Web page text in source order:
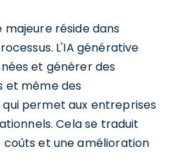
réside dans
L'IA générative
et générer des
et même des
permet aux entreprises
Cela se traduit
et une amélioration